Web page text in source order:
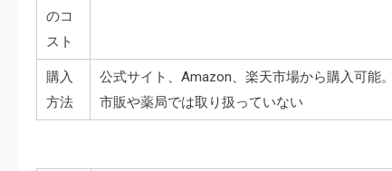
のコ
スト
購入
方法
公式サイト、Amazon、楽天市場から購入可能。
市販や薬局では取り扱っていない